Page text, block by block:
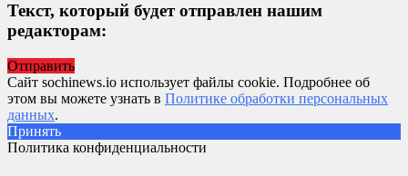
Текст, который будет отправлен нашим
редакторам:
Отправить
Сайт sochinews.io использует файлы cookie. Подробнее об
этом вы можете узнать в Политике обработки персональных
данных.
Принять
Политика конфиденциальности